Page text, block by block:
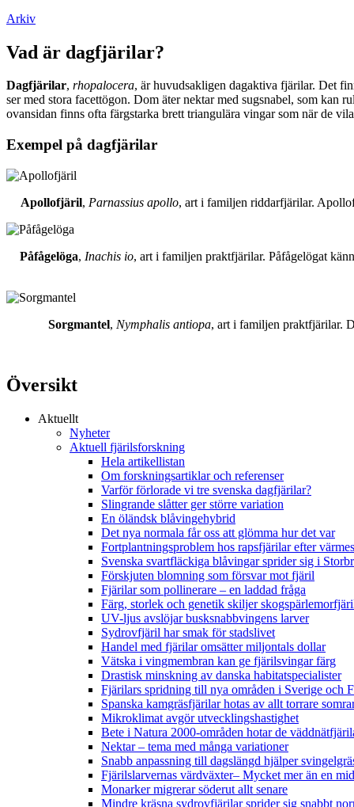
Arkiv
Vad är dagfjärilar?
Dagfjärilar, rhopalocera, är huvudsakligen dagaktiva fjärilar. Det
ser med stora facettögon. Dom äter nektar med sugsnabel, som kan
ovansidan finns ofta färgstarka brett triangulära vingar som när de
Exempel på dagfjärilar
Apollofjäril, Parnassius apollo, art i familjen riddarfjärilar.
Påfågelöga, Inachis io, art i familjen praktfjärilar. Påfågelögat
Sorgmantel, Nymphalis antiopa, art i familjen praktfjärilar.
Översikt
Aktuellt
Nyheter
Aktuell fjärilsforskning
Hela artikellistan
Om forskningsartiklar och referenser
Varför förlorade vi tre svenska dagfjärilar?
Slingrande slåtter ger större variation
En öländsk blåvingehybrid
Det nya normala får oss att glömma hur det var
Fortplantningsproblem hos rapsfjärilar efter
Svenska svartfläckiga blåvingar sprider sig i
Förskjuten blomning som försvar mot fjäril
Fjärilar som pollinerare – en laddad fråga
Färg, storlek och genetik skiljer
UV-ljus avslöjar busksnabbvingens larver
Sydrovfjäril har smak för stadslivet
Handel med fjärilar omsätter miljontals dollar
Vätska i vingmembran kan ge fjärilsvingar färg
Drastisk minskning av danska habitatspecialister
Fjärilars spridning till nya områden i Sverige och
Spanska kamgräsfjärilar hotas av allt torrare
Mikroklimat avgör utvecklingshastighet
Bete i Natura 2000-områden hotar de
Nektar – tema med många variationer
Snabb anpassning till dagslängd hjälper
Fjärilslarvernas värdväxter– Mycket mer än en
Monarker migrerar söderut allt senare
Mindre kräsna sydrovfjärilar sprider sig snabbt